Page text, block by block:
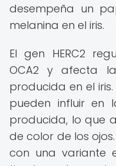
desempeña un
melanina en el iris.
El gen HERC2
OCA2 y afecta
producida en el
pueden influir en
producida, lo que
de color de los
con una variante